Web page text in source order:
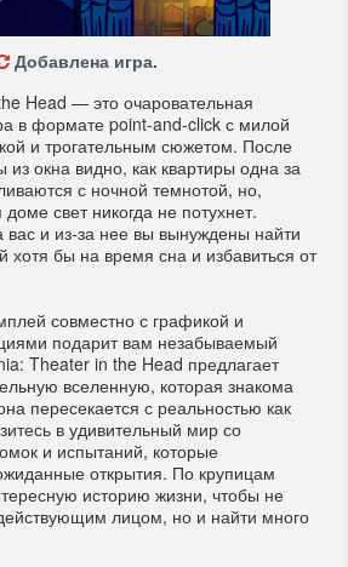
Добавлена игра.
Head — это очаровательная
в формате point-and-click с милой
и трогательным сюжетом. После
из окна видно, как квартиры одна за
с ночной темнотой, но,
свет никогда не потухнет.
вас и из-за нее вы вынуждены найти
хотя бы на время сна и избавиться от
совместно с графикой и
подарит вам незабываемый
Theater in the Head предлагает
вселенную, которая знакома
пересекается с реальностью как
в удивительный мир со
и испытаний, которые
открытия. По крупицам
историю жизни, чтобы не
лицом, но и найти много